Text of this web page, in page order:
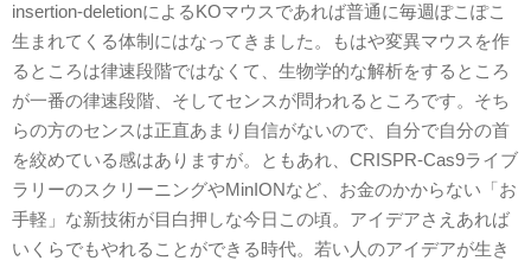
insertion-deletionによるKOマウスであれば普通に毎週ぽこぽこ
生まれてくる体制にはなってきました。もはや変異マウスを作
るところは律速段階ではなくて、生物学的な解析をするところ
が一番の律速段階、そしてセンスが問われるところです。そち
らの方のセンスは正直あまり自信がないので、自分で自分の首
を絞めている感はありますが。ともあれ、CRISPR-Cas9ライブ
ラリーのスクリーニングやMinIONなど、お金のかからない「お
手軽」な新技術が目白押しな今日この頃。アイデアさえあれば
いくらでもやれることができる時代。若い人のアイデアが生き